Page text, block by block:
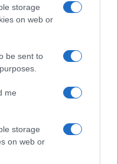
storage
on web or
be sent to
me
storage
on web or
de Cusco: guía